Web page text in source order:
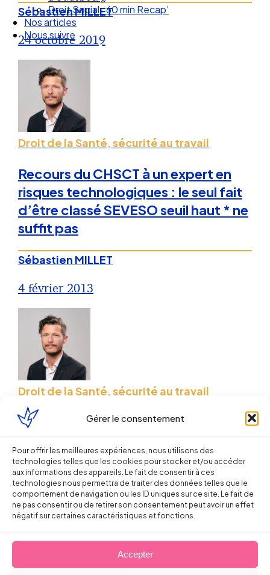
Gérer le consentement
Pour offrir les meilleures expériences, nous utilisons des
technologies telles que les cookies pour stocker et/ou accéder
aux informations des appareils. Le fait de consentir à ces
technologies nous permettra de traiter des données telles que le
comportement de navigation ou les ID uniques sur ce site. Le fait de
ne pas consentir ou de retirer son consentement peut avoir un effet
négatif sur certaines caractéristiques et fonctions.
Accepter
Droit Social : 60 min Recap’
Nos articles
Nous suivre
Sébastien MILLET
24 octobre 2019
Droit de la Santé, sécurité au travail
Recours du CHSCT à un expert en
risques technologiques : le seul fait
d’être classé SEVESO seuil haut * ne
suffit pas
Sébastien MILLET
4 février 2013
Droit de la Santé, sécurité au travail
La nouvelle Directive SEVESO III, en
Sébastien MILLET
30 août 2012